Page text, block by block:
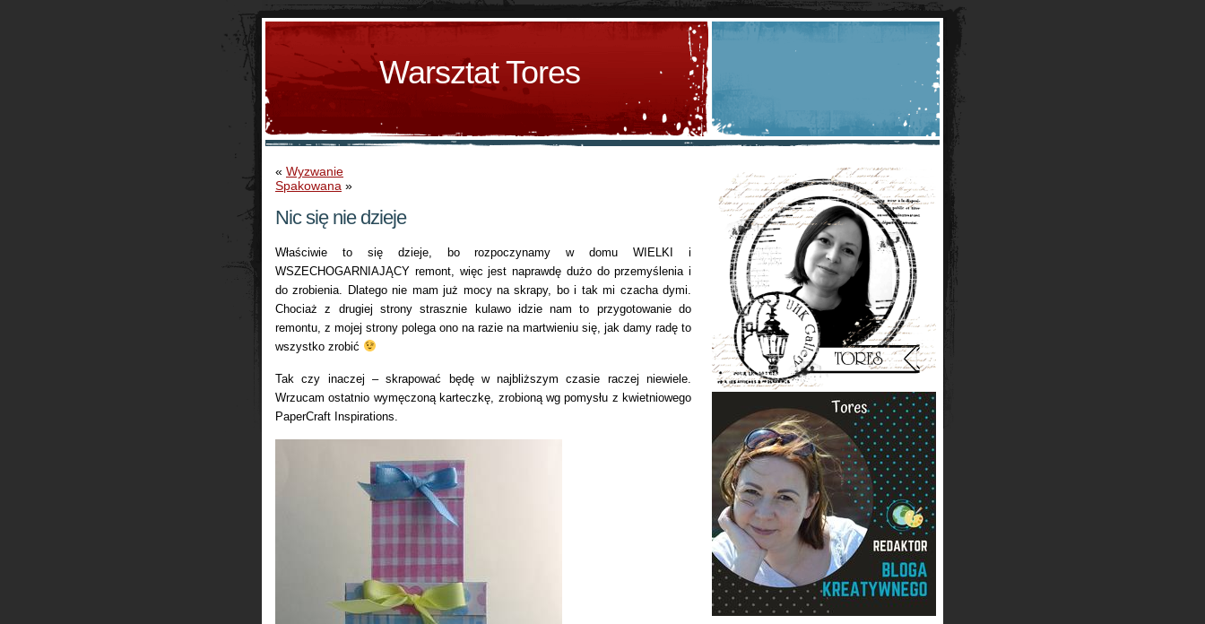
Warsztat Tores
« Wyzwanie
Spakowana »
Nic się nie dzieje
Właściwie to się dzieje, bo rozpoczynamy w domu WIELKI i
WSZECHOGARNIAJĄCY remont, więc jest naprawdę dużo do przemyślenia i
do zrobienia. Dlatego nie mam już mocy na skrapy, bo i tak mi czacha dymi.
Chociaż z drugiej strony strasznie kulawo idzie nam to przygotowanie do
remontu, z mojej strony polega ono na razie na martwieniu się, jak damy radę to
wszystko zrobić
Tak czy inaczej – skrapować będę w najbliższym czasie raczej niewiele.
Wrzucam ostatnio wymęczoną karteczkę, zrobioną wg pomysłu z kwietniowego
PaperCraft Inspirations.